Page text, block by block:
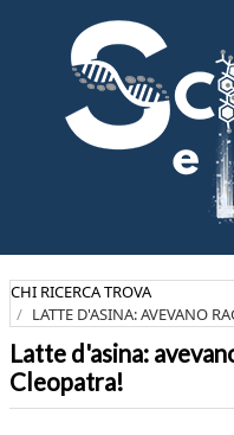
contenuto
CHI RICERCA TROVA
LATTE D'ASINA: AVEVANO
Latte d'asina:
Cleopatra!